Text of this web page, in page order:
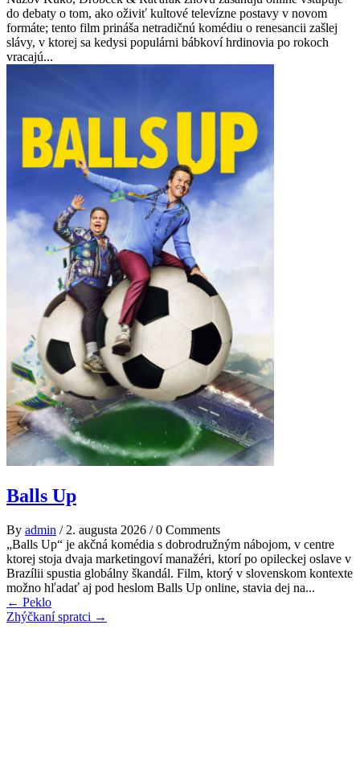
do debaty o tom, ako oživiť kultové televízne postavy v novom
formáte; tento film prináša netradičnú komédiu o renesancii zašlej
slávy, v ktorej sa kedysi populárni bábkoví hrdinovia po rokoch
vracajú...
Balls Up
By admin / 2. augusta 2026 /0 Comments
„Balls Up“ je akčná komédia s dobrodružným nábojom, v centre
ktorej stoja dvaja marketingoví manažéri, ktorí po opileckej oslave v
Brazílii spustia globálny škandál. Film, ktorý v slovenskom kontexte
možno hľadať aj pod heslom Balls Up online, stavia dej na...
Post
navigation
← Peklo
Zhýčkaní spratci →